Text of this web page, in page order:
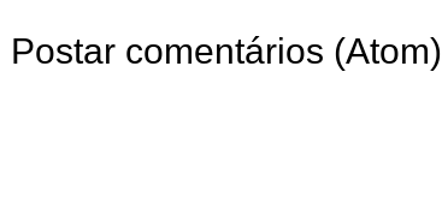
Postar comentários (Atom)